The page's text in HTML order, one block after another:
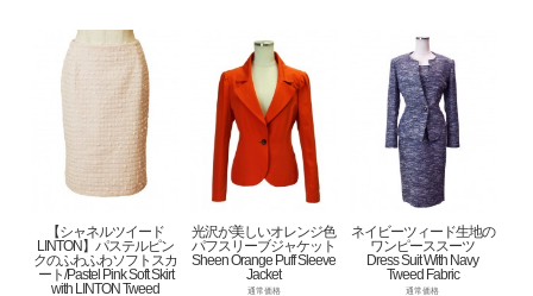
【シャネルツイード
LINTON】パステルピン
クのふわふわソフトスカ
ート/Pastel Pink Soft Skirt
with LINTON Tweed
光沢が美しいオレンジ色
パフスリーブジャケット
Sheen Orange Puff Sleeve
Jacket
通常価格
ネイビーツィード生地の
ワンピーススーツ
Dress Suit With Navy
Tweed Fabric
通常価格